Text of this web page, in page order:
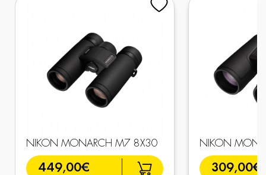
NIKON MONARCH M7 8X30
449,00€
NIKON
309,00€